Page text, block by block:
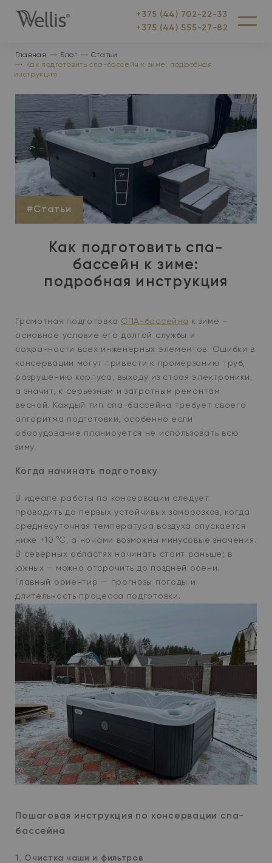
На
+375 (44) 702-22-33
+375 (44) 555-27-82
Меню
Главная Блог
Статьи
Как подготовить спа-бассейн к зиме: подробная
инструкция
Как подготовить спа-
бассейн к зиме:
подробная инструкция
#Статьи
Грамотная подготовка СПА-бассейна к зиме –
основное условие его долгой службы и
сохранности всех инженерных элементов. Ошибки в
консервации могут привести к промерзанию труб,
разрушению корпуса, выходу из строя электроники,
а значит, к серьезным и затратным ремонтам
весной. Каждый тип спа-бассейна требует своего
алгоритма подготовки, особенно если
оборудование планируется не использовать всю
зиму.
Когда начинать подготовку
В идеале работы по консервации следует
проводить до первых устойчивых заморозков, когда
среднесуточная температура воздуха опускается
ниже +10 °C, а ночами возможны минусовые значения.
В северных областях начинать стоит раньше; в
южных – можно отсрочить до поздней осени.
Главный ориентир — прогнозы погоды и
длительность процесса подготовки.
Пошаговая инструкция по консервации спа-
бассейна
1. Очистка чаши и фильтров